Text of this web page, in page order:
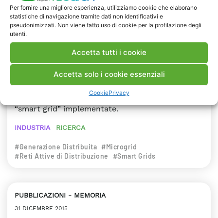
Per fornire una migliore esperienza, utilizziamo cookie che elaborano
statistiche di navigazione tramite dati non identificativi e
pseudonimizzati. Non viene fatto uso di cookie per la profilazione degli
utenti.
Accetta tutti i cookie
Accetta solo i cookie essenziali
CookiePrivacy
Nell’ambito del progetto “Smart Grid Lambrate
sono state implementate nella rete MT nuove
funzionalità che permettono il controllo remoto
dalla Cabina primaria degli utenti attivi connessi
al fine di realizzare e testare una gestione
intelligente della rete stessa. La Test Facility di
Generazione Distribuita di RSE è stata gestita
come utente attivo ed ha permesso di
sperimentare con successo le nuove funzioni
“smart grid” implementate.
INDUSTRIA RICERCA
#Generazione Distribuita #Microgrid
#Reti Attive di Distribuzione
#Smart Grids
PUBBLICAZIONI MEMORIA
31 DICEMBRE 2015